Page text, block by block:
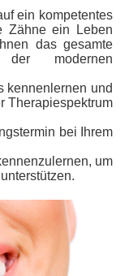
ein kompetentes
Zähne ein Leben
das gesamte
modernen
kennenlernen und
Therapiespektrum
bei Ihrem
um